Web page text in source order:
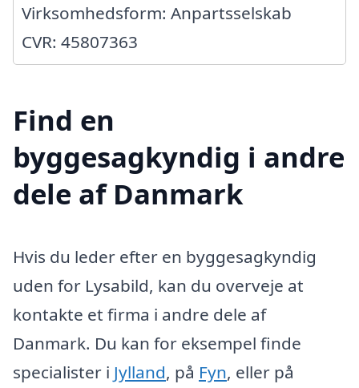
Virksomhedsform: Anpartsselskab
CVR: 45807363
Find en
byggesagkyndig i andre
dele af Danmark
Hvis du leder efter en byggesagkyndig
uden for Lysabild, kan du overveje at
kontakte et firma i andre dele af
Danmark. Du kan for eksempel finde
specialister i Jylland, på Fyn, eller på